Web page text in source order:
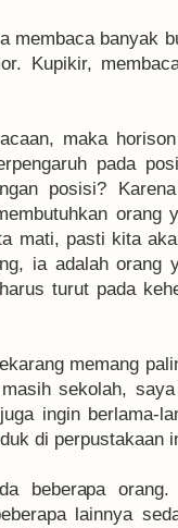
membaca banyak
Kupikir,
maka
pada
posisi?
orang
mati, pasti kita
ia adalah orang
turut pada
memang
sekolah,
ingin berlama-
di perpustakaan
beberapa
lainnya